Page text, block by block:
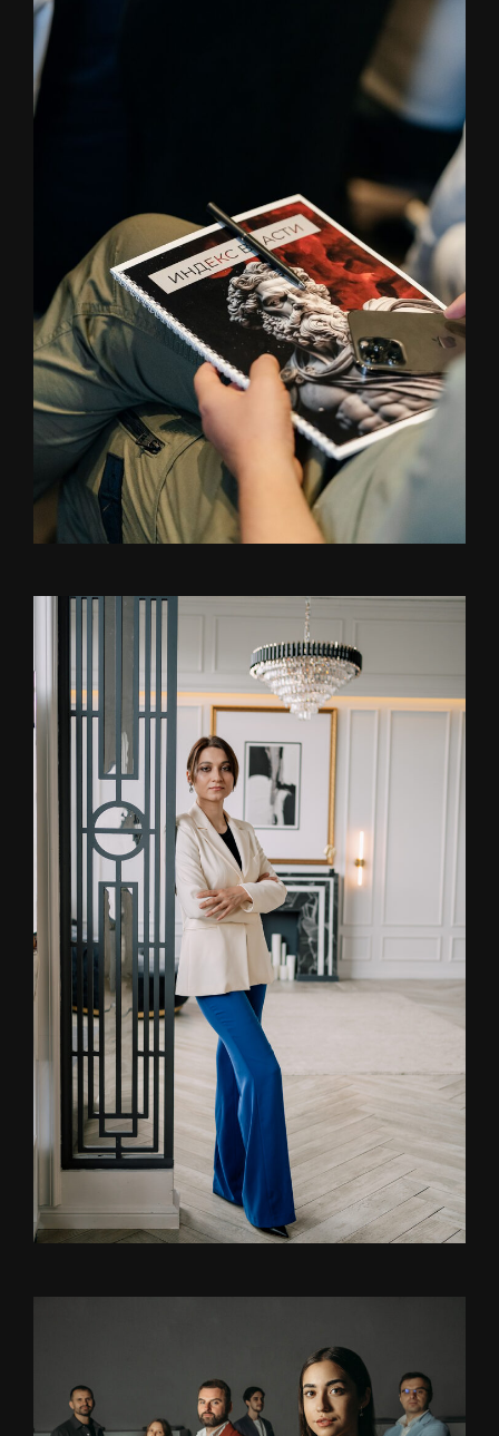
АНТРОПОЛОГИЯ БУДУЩЕГО
Взгляд на самих себя, исследование феноменов взаимосвязи тела, души и
Читать статьи
ВЛАСТЬ ДАРЕНИЯ
Опыт меценатов, дарителей, покровителей. Новый вид счастья - быть
причастным к счастью других.
Читать статьи